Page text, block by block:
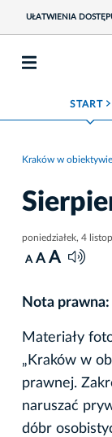
UŁATWIENIA
START
Kraków w obiektywie
poniedziałek, 4
A A A
Nota prawna:
Materiały
„Kraków w
prawnej.
naruszać
dóbr